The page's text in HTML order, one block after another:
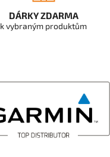
DÁRKY ZDARMA
k vybraným produktům